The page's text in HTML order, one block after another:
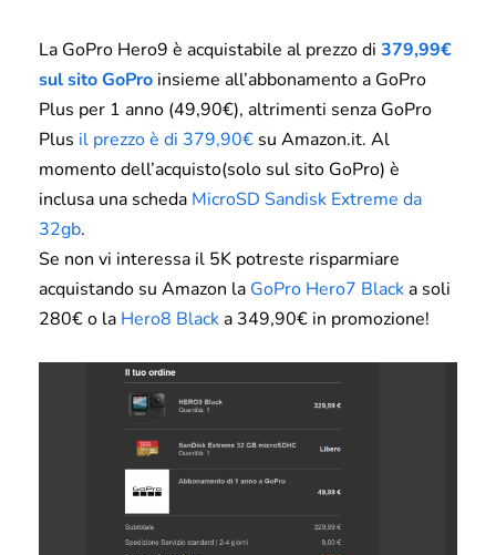
La GoPro Hero9 è acquistabile al prezzo di 379,99€
sul sito GoPro insieme all’abbonamento a GoPro
Plus per 1 anno (49,90€), altrimenti senza GoPro
Plus il prezzo è di 379,90€ su Amazon.it. Al
momento dell’acquisto(solo sul sito GoPro) è
inclusa una scheda MicroSD Sandisk Extreme da
32gb.
Se non vi interessa il 5K potreste risparmiare
acquistando su Amazon la GoPro Hero7 Blacka soli
280€ o la Hero8 Blacka 349,90€ in promozione!